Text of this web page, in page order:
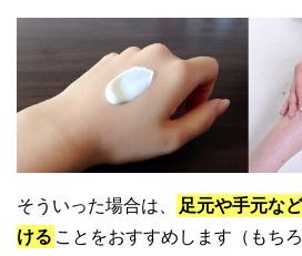
そういった場合は、
足元や手元な
ける ことをおすすめします（もち